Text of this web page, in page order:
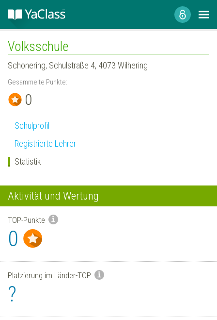
Volksschule
Schönering, Schulstraße 4, 4073 Wilhering
Gesammelte Punkte:
0
Schulprofil
Registrierte Lehrer
Statistik
Aktivität und Wertung
TOP-Punkte
0
Platzierung im Länder-TOP
?